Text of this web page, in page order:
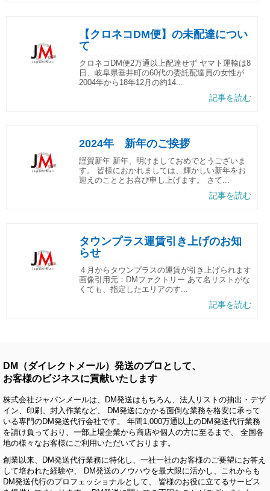
【クロネコDM便】の未配達につい
て
クロネコDM便2万通以上配達せず ヤマト運輸は8
日、岐阜県垂井町の60代の委託配達員の女性が
2004年から18年12月の約14...
記事を読む
2024年 新年のご挨拶
謹賀新年 新年、明けましておめでとうございま
す。 皆様におかれましては、輝かしい新年をお
迎えのこととお喜び申し上げます。 さて...
記事を読む
タウンプラス運賃引き上げのお知
らせ
４月からタウンプラスの運賃が引き上げられます
画像引用元：DMファクトリー あて名リストがな
くても、指定したエリアのす...
記事を読む
DM（ダイレクトメール）発送のプロとして、
お客様のビジネスに貢献いたします
株式会社ジャパンメールは、DM発送はもちろん、法人リストの抽出・デザ
イン、印刷、封入作業など、 DM発送にかかる面倒な業務を格安に承って
いる専門のDM発送代行会社です。 年間1,000万通以上のDM発送代行業務
を請け負っており、一部上場企業から商店や個人の方に至るまで、 全国各
地の様々なお客様にご利用いただいております。
創業以来、DM発送代行業務に特化し、一社一社のお客様のご要望にお答え
して培われた経験や、 DM発送のノウハウを最大限に活かし、これからも
DM発送代行のプロフェッショナルとして、 皆様のお役に立てるサービス